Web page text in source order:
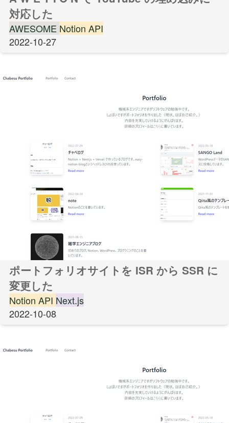
対応した
AWESOME Notion API
2022-10-27
ポートフォリオサイトを ISR から SSR に
変更した
Notion API Next.js
2022-10-08